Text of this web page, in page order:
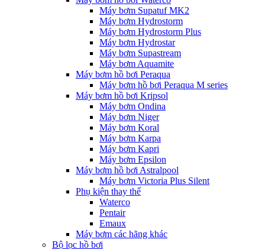
Máy bơm Supatuf MK2
Máy bơm Hydrostorm
Máy bơm Hydrostorm Plus
Máy bơm Hydrostar
Máy bơm Supastream
Máy bơm Aquamite
Máy bơm hồ bơi Peraqua
Máy bơm hồ bơi Peraqua M series
Máy bơm hồ bơi Kripsol
Máy bơm Ondina
Máy bơm Niger
Máy bơm Koral
Máy bơm Karpa
Máy bơm Kapri
Máy bơm Epsilon
Máy bơm hồ bơi Astralpool
Máy bơm Victoria Plus Silent
Phụ kiện thay thế
Waterco
Pentair
Emaux
Máy bơm các hãng khác
Bộ lọc hồ bơi